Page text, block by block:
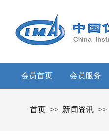
会员首页 会员服务
首页 >> 新闻资讯 >>